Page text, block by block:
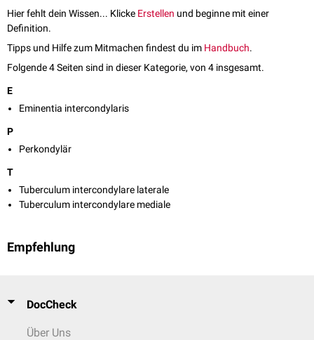
Hier fehlt dein Wissen... Klicke Erstellen und beginne mit einer
Definition.
Tipps und Hilfe zum Mitmachen findest du im Handbuch.
Folgende 4 Seiten sind in dieser Kategorie, von 4 insgesamt.
E
Eminentia intercondylaris
P
Perkondylär
T
Tuberculum intercondylare laterale
Tuberculum intercondylare mediale
Empfehlung
DocCheck
Über Uns